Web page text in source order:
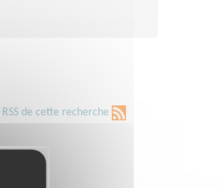
RSS de cette recherche